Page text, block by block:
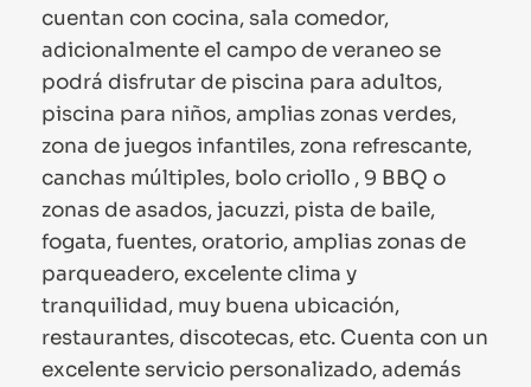
cuentan con cocina, sala comedor,
adicionalmente el campo de veraneo se
podrá disfrutar de piscina para adultos,
piscina para niños, amplias zonas verdes,
zona de juegos infantiles, zona refrescante,
canchas múltiples, bolo criollo , 9 BBQ o
zonas de asados, jacuzzi, pista de baile,
fogata, fuentes, oratorio, amplias zonas de
parqueadero, excelente clima y
tranquilidad, muy buena ubicación,
restaurantes, discotecas, etc. Cuenta con un
excelente servicio personalizado, además